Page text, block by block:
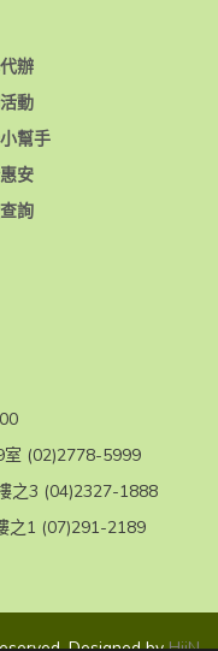
辦
動
幫手
安
詢
室 (02)2778-5999
之3 (04)2327-1888
之1 (07)291-2189